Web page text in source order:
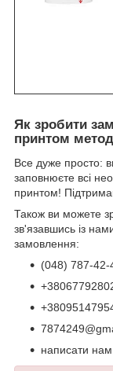
Як зробити
принтом
Все дуже просто:
заповнюєте всі
принтом!
Також ви можете
зв'язавшись із
замовлення:
(048) 787-42-
написати нам